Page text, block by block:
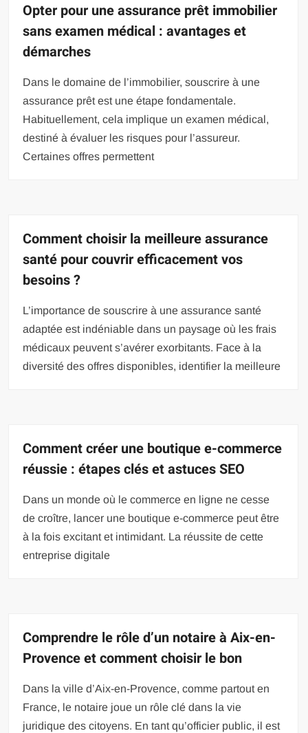
Opter pour une assurance prêt immobilier
sans examen médical : avantages et
démarches
Dans le domaine de l’immobilier, souscrire à une
assurance prêt est une étape fondamentale.
Habituellement, cela implique un examen médical,
destiné à évaluer les risques pour l’assureur.
Certaines offres permettent
Comment choisir la meilleure assurance
santé pour couvrir efficacement vos
besoins ?
L’importance de souscrire à une assurance santé
adaptée est indéniable dans un paysage où les frais
médicaux peuvent s’avérer exorbitants. Face à la
diversité des offres disponibles, identifier la meilleure
Comment créer une boutique e-commerce
réussie : étapes clés et astuces SEO
Dans un monde où le commerce en ligne ne cesse
de croître, lancer une boutique e-commerce peut être
à la fois excitant et intimidant. La réussite de cette
entreprise digitale
Comprendre le rôle d’un notaire à Aix-en-
Provence et comment choisir le bon
Dans la ville d’Aix-en-Provence, comme partout en
France, le notaire joue un rôle clé dans la vie
juridique des citoyens. En tant qu’officier public, il est